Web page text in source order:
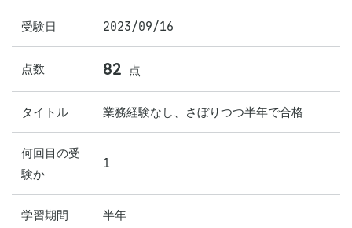
受験日 2023/09/16
点数 82 点
タイトル 業務経験なし、さぼりつつ半年で合格
何回目の受
験か
1
学習期間 半年